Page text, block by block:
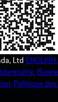
Ltd ENGLISH.
Politique